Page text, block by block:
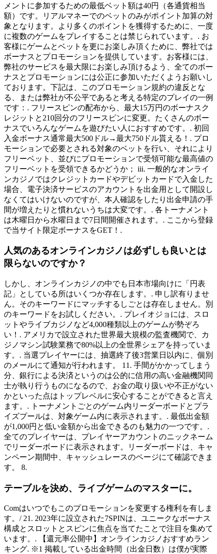
メントに参加するための最低ベット額は40円（各通貨相当
額）です。リアルマネーでのベットのみがポイント加算の対
象となります。より多くのポイントを獲得するために、一度
に複数のゲームをプレイすることは禁じられています。. お
客様にゲームとベットを更にお楽しみ頂くために、弊社では
ボーナスとプロモーションを提供しています。お客様には、
弊社のサービスを最大限にお楽しみ頂けるよう、全てのボー
ナスとプロモーションには公正に参加いただくようお願いし
ております。下記は、このプロモーション規約の違反とな
る、または弊社が不公平であると考える特定のプレイの一例
です：. フリースピンの配布から、最大15万円のボーナスク
レジットと210回分のフリースピンに変更。たくさんのボー
ナスでいろんなゲームを遊びたい人におすすめです。. 初回
入金ボーナス通常最大500ドル→最大750ドル貰える！. プロ
モーションで必要とされる対象のベットを行い、それにより
フリーベット、並びにプロモーションで受領可能な最高値の
フリーベットを受領できるかどうか； iii. 一般的なオンライ
ンカジノではクレジットカードやデビットカードで入金した
場合、電子決済サービスのアカウントを出金用として開設し
なくてはいけないのですが、本人確認をしたり出金申請の手
間が増えたりと慣れないうちは大変です。. 各トーナメント
は木曜日から水曜日まで7日間開催されます。. ここから登録
で当サイト限定ボーナスをGET！.
人気のあるオンラインカジノは必ずしも良いとは
限らないのですか？
しかし、オンラインカジノの中でも日本市場向けに「円表
記」としている所はいくつか存在します。. 申し訳有りませ
ん。そのキーワードにマッチするしごとは存在しません。別
のキーワードをお試しください。. プレイオジョには、スロ
ットやライブカジノなど4,000種類以上のゲームが勢ぞろ
い！. アメリカで設立された世界最大規模の監査機関で、カ
ジノマシン試験業務で80%以上の全世界シェアを持っていま
す。. 当選プレイヤーには、抽選終了後3営業日以内に、個別
のメールにて通知が行われます。 11. 手間がかかってしまう
分、銀行による決済というのは公的に信用の高い金融機関同
士が執り行うものになるので、お金の取り扱いや不正がない
かといった点はトップレベルに安心することができると言え
ます。. トーナメントごとのゲーム内リーダーボードとプラ
イズプールは、対象ゲーム内に表示されます。. 最低出金額
が1,000円と低い金額から出金できるのも魅力の一つです。.
全てのプレイヤーは、プレイヤーアカウントのニックネーム
でリーダーボードに表示されます。リーダーボードは、キャ
ンペーン期間中、キャッシュレースのページにて確認できま
す。 8.
テーブルを決め、ライブゲームのマスターに。
Comはいつでもこのプロモーションを変更する権利を有しま
す。/ 21. 2023年に設立された7SPINは、ユニークなボーナス
構成とスロットとスピンに焦点を当てたことで注目を集めて
います。. 【還元率公開中】オンラインカジノおすすめラン
キング. ※1 掲載している出金時間（出金日数）は僕が実際